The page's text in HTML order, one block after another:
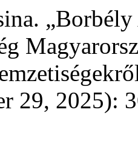
29, 2025):